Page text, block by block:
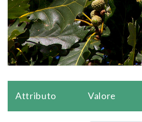
Attributo Valore